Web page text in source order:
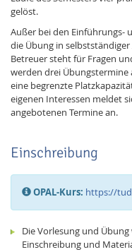
gelöst.
Außer bei den Einführungs-
die Übung in
Betreuer steht für Fragen
werden drei
eine begrenzte
eigenen Interessen meldet
angebotenen Termine an.
Einschreibung
OPAL-Kurs: https://
Die Vorlesung und
Einschreibung und